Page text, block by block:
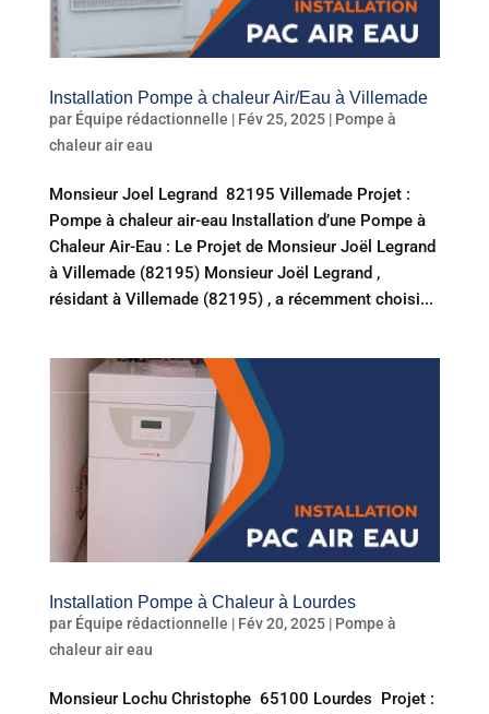
Installation Pompe à chaleur Air/Eau à Villemade
par Équipe rédactionnelle | Fév 25, 2025| Pompe à
chaleur air eau
Monsieur Joel Legrand 82195 Villemade Projet :
Pompe à chaleur air-eau Installation d’une Pompe à
Chaleur Air-Eau : Le Projet de Monsieur Joël Legrand
à Villemade (82195) Monsieur Joël Legrand ,
résidant à Villemade (82195) , a récemment choisi...
Installation Pompe à Chaleur à Lourdes
par Équipe rédactionnelle | Fév 20, 2025| Pompe à
chaleur air eau
Monsieur Lochu Christophe 65100 Lourdes Projet :